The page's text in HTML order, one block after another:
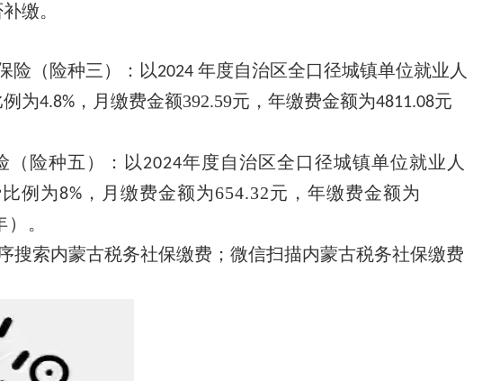
缴。
险（险种三）：以2024 年度自治区全口径城镇单位就业人
为4.8% ，月缴费金额392.59元，年缴费金额为4811.08元
（险种五）：以2024年度自治区全口径城镇单位就业人
例为8% ，月缴费金额为654.32元，年缴费金额为
）。
搜索内蒙古税务社保缴费；微信扫描内蒙古税务社保缴费